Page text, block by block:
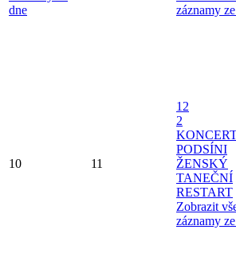
dne
záznamy
10 11
12
2
PODSÍNI
ŽENSKÝ
TANEČNÍ
RESTART
Zobrazit
záznamy